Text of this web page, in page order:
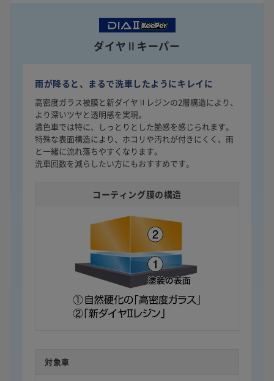
ダイヤⅡキーパー
雨が降ると、まるで洗車したようにキレイに
高密度ガラス被膜と新ダイヤⅡレジンの2層構造により、
より深いツヤと透明感を実現。
濃色車では特に、しっとりとした艶感を感じられます。
特殊な表面構造により、ホコリや汚れが付きにくく、雨
と一緒に流れ落ちやすくなります。
洗車回数を減らしたい方にもおすすめです。
コーティング膜の構造
対象車